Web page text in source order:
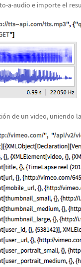
a-audio e importe el
ón de un video, uniendo